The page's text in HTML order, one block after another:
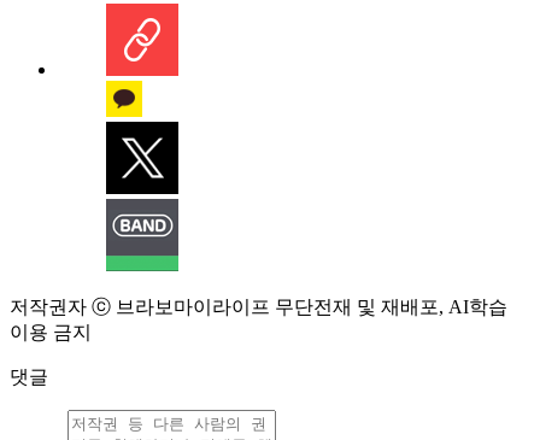
저작권자 ⓒ 브라보마이라이프 무단전재 및 재배포, AI학습
이용 금지
댓글